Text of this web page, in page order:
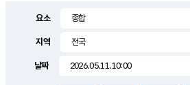
2.6m/s
요소
지역
날짜